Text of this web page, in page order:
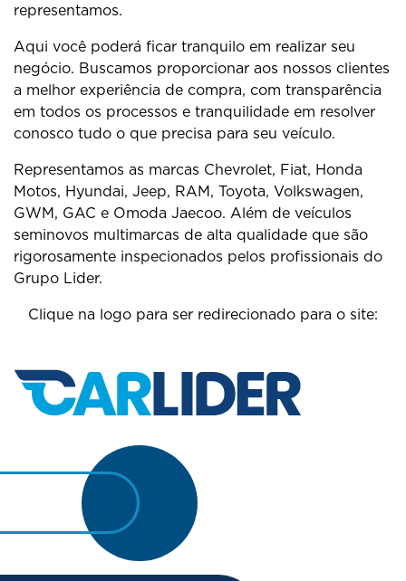
representamos.
Aqui você poderá ficar tranquilo em realizar seu
negócio. Buscamos proporcionar aos nossos clientes
a melhor experiência de compra, com transparência
em todos os processos e tranquilidade em resolver
conosco tudo o que precisa para seu veículo.
Representamos as marcas Chevrolet, Fiat, Honda
Motos, Hyundai, Jeep, RAM, Toyota, Volkswagen,
GWM, GAC e Omoda Jaecoo. Além de veículos
seminovos multimarcas de alta qualidade que são
rigorosamente inspecionados pelos profissionais do
Grupo Lider.
Clique na logo para ser redirecionado para o site: